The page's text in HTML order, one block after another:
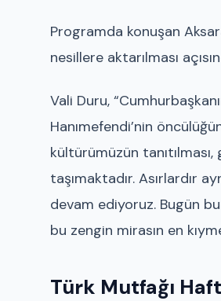
Programda konuşan
nesillere aktarılması
Vali Duru,
Hanımefendi’nin
kültürümüzün
taşımaktadır. Asırlardır
devam ediyoruz. Bugün
bu zengin mirasın en
Türk Mutfağı